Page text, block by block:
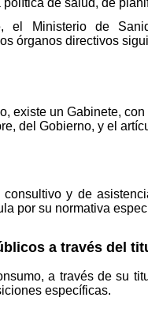
de salud, de
el Ministerio de
órganos directivos
existe un Gabinete,
del Gobierno, y el
y de
por su normativa
a través del
a través de su
específicas.